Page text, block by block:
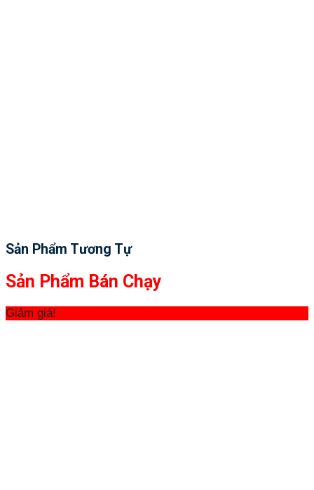
Sản Phẩm Tương Tự
Sản Phẩm Bán Chạy
Giảm giá!